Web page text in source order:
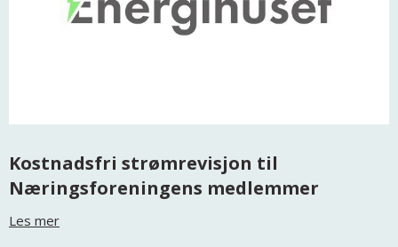
Kostnadsfri strømrevisjon til
Næringsforeningens medlemmer
Les mer